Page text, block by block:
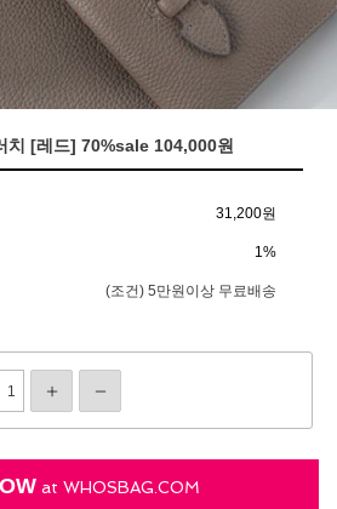
치 [레드] 70%sale 104,000원
31,200원
1%
(조건) 5만원이상 무료배송
at WHOSBAG.COM